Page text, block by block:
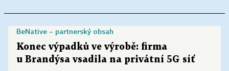
BeNative – partnerský obsah
Konec výpadků ve výrobě: firma
u Brandýsa vsadila na privátní 5G síť